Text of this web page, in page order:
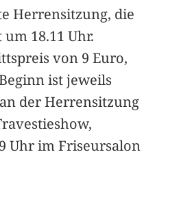
Herrensitzung, die
18.11 Uhr.
von 9 Euro,
ist jeweils
der Herrensitzung
Uhr im Friseursalon